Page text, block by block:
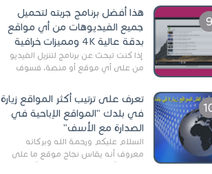
قنوات مميزة جدا تنقل العديد من البرامج
اله...
هذا أفضل برنامج جربته لتحميل
جميع الفيديوهات من أي مواقع
بدقة عالية 4K ومميزات خرافية
إذا كنت تبحث عن برنامج لتنزيل الفيديو
من على أي موقع أو منصة، فسوف
الخاصة بالبرامج والتطبيقات في هذا
المج...
تعرف على ترتيب أكثر المواقع زيارة
في بلدك "المواقع الإباحية في
الصدارة مع الأسف"
السلام عليكم ورحمة الله وبركاته
معروف أنه يقاس نجاح موقع ما على